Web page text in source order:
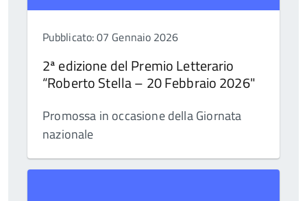
Pubblicato: 07 Gennaio 2026
2ª edizione del Premio Letterario
“Roberto Stella – 20 Febbraio 2026"
Promossa in occasione della Giornata
nazionale